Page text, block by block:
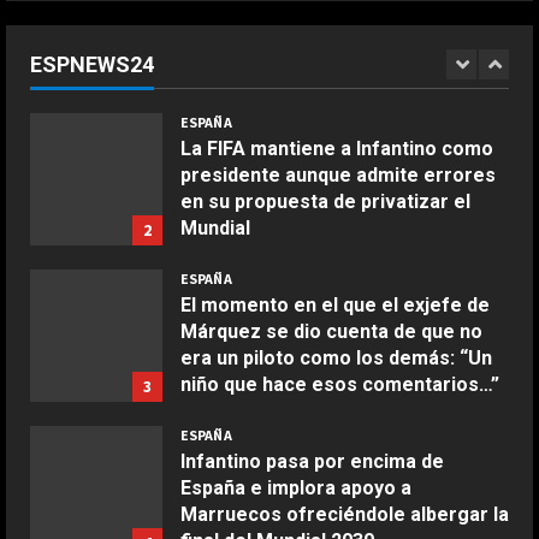
ESPNEWS24
1
Infantino de llevarla a Marruecos:
Agosto 6, 2026
2
ESPAÑA
La FIFA mantiene a Infantino como
presidente aunque admite errores
en su propuesta de privatizar el
Mundial
3
ESPAÑA
El momento en el que el exjefe de
Márquez se dio cuenta de que no
era un piloto como los demás: “Un
niño que hace esos comentarios…”
ESPAÑA
Infantino pasa por encima de
España e implora apoyo a
Marruecos ofreciéndole albergar la
Ensalada de espinacas deliciosa
Boquerones fritos en freidora de
aire
Aprile 24, 2026
Buñuelos de alcachofas
Aprile 5, 2026